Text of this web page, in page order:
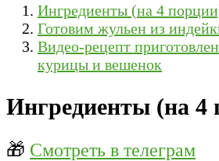
Ингредиенты (на 4
Готовим жульен из
Видео-рецепт
курицы и вешенок
Ингредиенты (на 4
🎁 Смотреть в телеграм